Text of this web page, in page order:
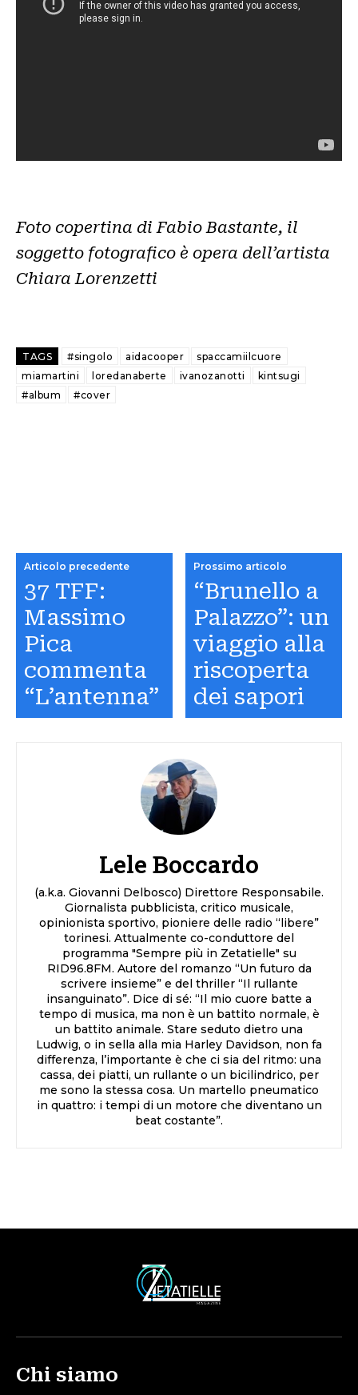
Foto copertina di Fabio Bastante, il
soggetto fotografico è opera dell’artista
Chiara Lorenzetti
TAGS #singolo aidacooper
spaccamiilcuore
miamartini
loredanaberte ivanozanotti
kintsugi
#album
#cover
Articolo precedente
37 TFF:
Massimo
Pica
commenta
“L’antenna”
Prossimo articolo
“Brunello a
Palazzo”: un
viaggio alla
riscoperta
dei sapori
Lele Boccardo
(a.k.a. Giovanni Delbosco) Direttore Responsabile.
Giornalista pubblicista, critico musicale,
opinionista sportivo, pioniere delle radio “libere”
torinesi. Attualmente co-conduttore del
programma "Sempre più in Zetatielle" su
RID96.8FM. Autore del romanzo “Un futuro da
scrivere insieme” e del thriller “Il rullante
insanguinato”. Dice di sé: “Il mio cuore batte a
tempo di musica, ma non è un battito normale, è
un battito animale. Stare seduto dietro una
Ludwig, o in sella alla mia Harley Davidson, non fa
differenza, l’importante è che ci sia del ritmo: una
cassa, dei piatti, un rullante o un bicilindrico, per
me sono la stessa cosa. Un martello pneumatico
in quattro: i tempi di un motore che diventano un
beat costante”.
Chi siamo